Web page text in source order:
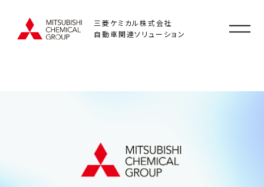
三菱ケミカル株式会社
自動車関連ソリューション